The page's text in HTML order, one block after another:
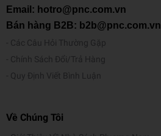
Email: hotro@pnc.com.vn
Bán hàng B2B: b2b@pnc.com.vn
Các Câu Hỏi Thường Gặp
Chính Sách Đổi/Trả Hàng
Quy Định Viết Bình Luận
Về Chúng Tôi